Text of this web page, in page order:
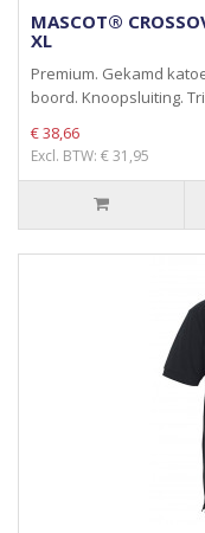
MASCOT®
XL
Premium. Gekamd
boord. Knoopsluiting.
€ 38,66
Excl. BTW: € 31,95